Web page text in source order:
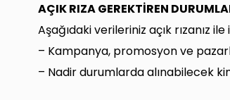
AÇIK RIZA GEREKTİREN
Aşağıdaki verileriniz açık rızanız
– Kampanya, promosyon ve
– Nadir durumlarda alınabilecek